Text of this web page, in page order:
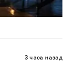
3 часа назад